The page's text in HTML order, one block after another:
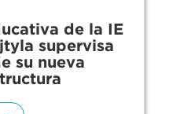
de la IE
supervisa
su nueva